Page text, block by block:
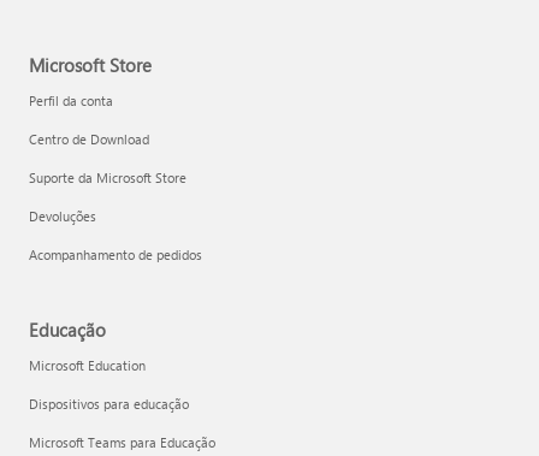
Microsoft Store
Perfil da conta
Centro de Download
Suporte da Microsoft Store
Devoluções
Acompanhamento de pedidos
Educação
Microsoft Education
Dispositivos para educação
Microsoft Teams para Educação